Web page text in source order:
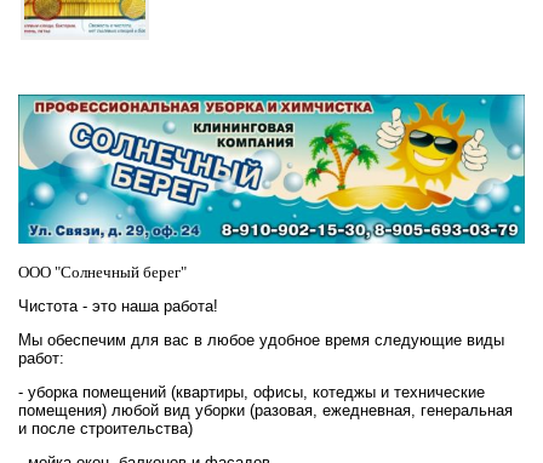
ООО "Солнечный берег"
Чистота - это наша работа!
Мы обеспечим для вас в любое удобное время следующие виды
работ:
- уборка помещений (квартиры, офисы, котеджы и технические
помещения) любой вид уборки (разовая, ежедневная, генеральная
и после строительства)